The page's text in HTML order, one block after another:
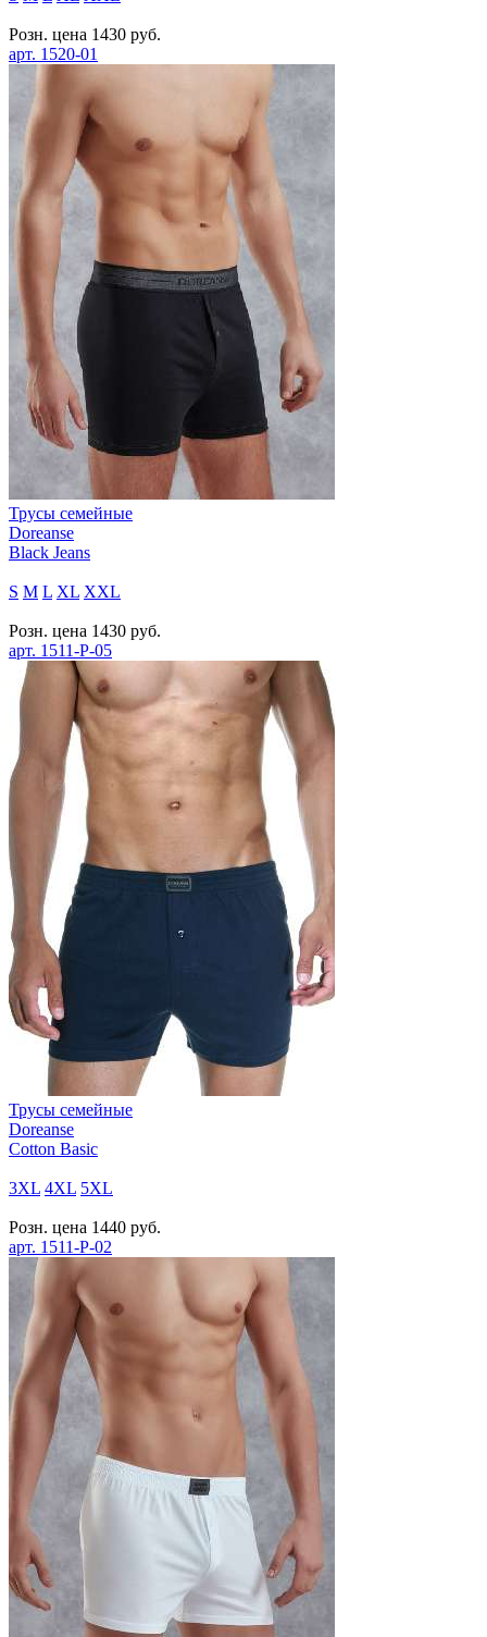
Розн. цена 1430 руб.
арт. 1520-01
Трусы семейные
Doreanse
Black Jeans
S M L XL XXL
Розн. цена 1430 руб.
арт. 1511-P-05
Трусы семейные
Doreanse
Cotton Basic
3XL 4XL 5XL
Розн. цена 1440 руб.
арт. 1511-P-02